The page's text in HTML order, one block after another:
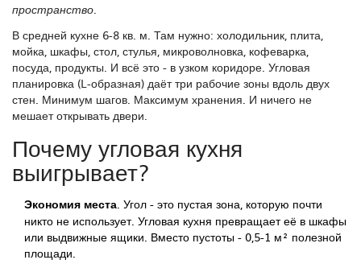
пространство.
В средней кухне 6-8 кв. м. Там нужно: холодильник, плита,
мойка, шкафы, стол, стулья, микроволновка, кофеварка,
посуда, продукты. И всё это - в узком коридоре. Угловая
планировка (L-образная) даёт три рабочие зоны вдоль двух
стен. Минимум шагов. Максимум хранения. И ничего не
мешает открывать двери.
Почему угловая кухня
выигрывает?
Экономия места. Угол - это пустая зона, которую почти
никто не использует. Угловая кухня превращает её в шкафы
или выдвижные ящики. Вместо пустоты - 0,5-1 м² полезной
площади.